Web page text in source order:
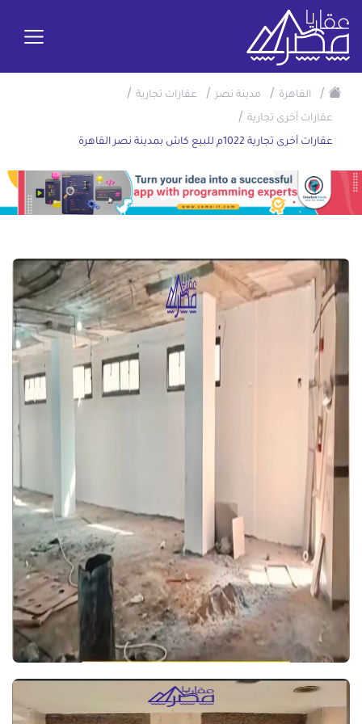
/ القاهرة / مدينة نصر / عقارات تجارية /
عقارات أخرى تجارية /
عقارات أخرى تجارية 1022م للبيع كاش بمدينة نصر القاهرة